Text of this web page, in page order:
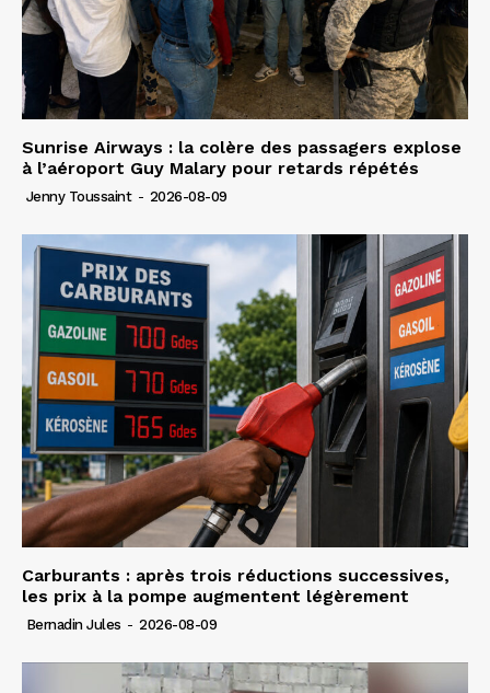
Sunrise Airways : la colère des passagers explose
à l’aéroport Guy Malary pour retards répétés
Jenny Toussaint - 2026-08-09
Carburants : après trois réductions successives,
les prix à la pompe augmentent légèrement
Bernadin Jules - 2026-08-09